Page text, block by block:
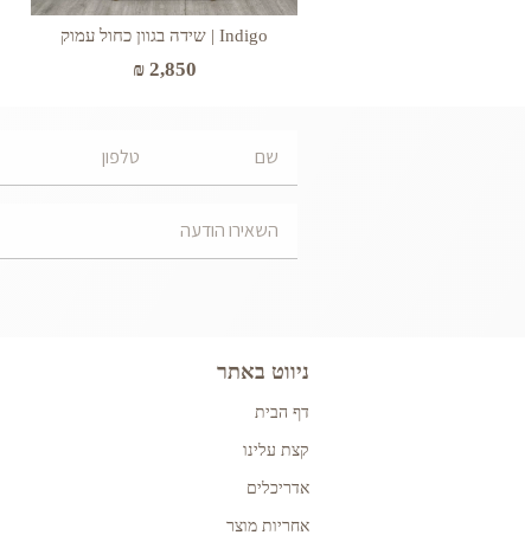
Indigo | שידה בגוון כחול עמוק
₪2,850
ניווט באתר
דף הבית
קצת עלינו
אדריכלים
אחריות מוצר